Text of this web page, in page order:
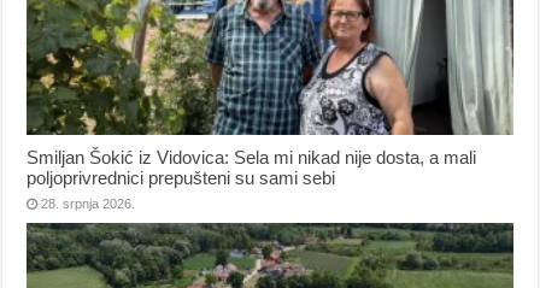
Smiljan Šokić iz Vidovica: Sela mi nikad nije dosta, a mali
poljoprivrednici prepušteni su sami sebi
28. srpnja 2026.